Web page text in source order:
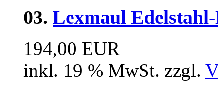
03. Lexmaul
194,00 EUR
inkl. 19 % MwSt. zzgl.